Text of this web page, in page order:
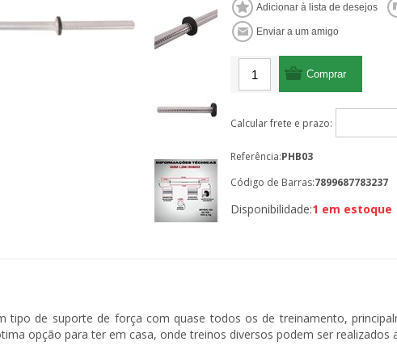
Calcular frete e prazo:
Referência:PHB03
Código de Barras:7899687783237
Disponibilidade:1 em estoque
tipo de suporte de força com quase todos os de treinamento,
opção para ter em casa, onde treinos diversos podem ser realizados